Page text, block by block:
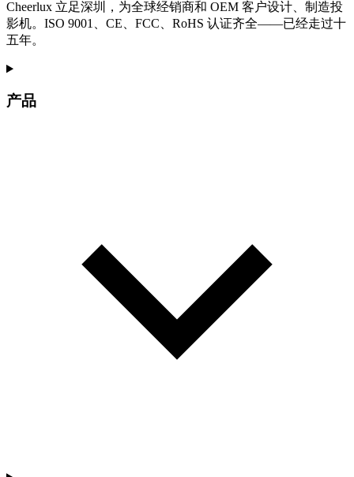
Cheerlux 立足深圳，为全球经销商和 OEM 客户设计、制造投
影机。ISO 9001、CE、FCC、RoHS 认证齐全——已经走过十
五年。
产品